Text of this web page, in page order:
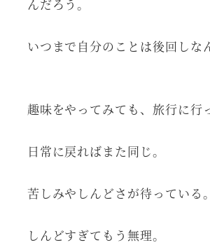
んだろう。
いつまで自分のことは後回しな
趣味をやってみても、旅行に行
日常に戻ればまた同じ。
苦しみやしんどさが待っている。
しんどすぎてもう無理。